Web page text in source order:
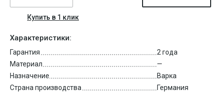
Купить в 1 клик
Характеристики:
Гарантия
2 года
Материал
—
Назначение
Варка
Страна производства
Германия